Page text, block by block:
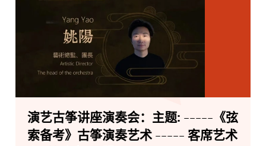
演艺古筝讲座演奏会：主题: -----《弦
索备考》古筝演奏艺术 ----- 客席艺术